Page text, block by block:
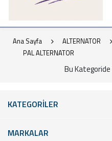
Ana Sayfa ALTERNATOR
PAL ALTERNATOR
Bu Kategoride
KATEGORİLER
MARKALAR